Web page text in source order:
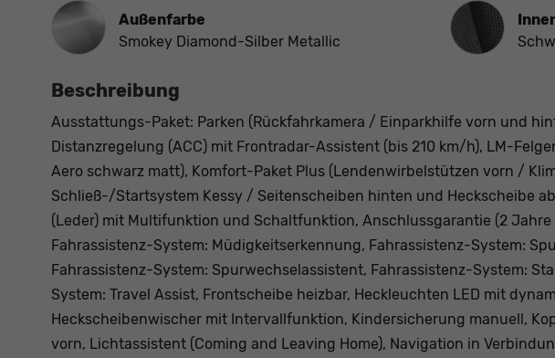
Außenfarbe
Smokey Diamond-Silber Metallic
Beschreibung
Ausstattungs-Paket: Parken (Rückfahrkamera / Einparkhilfe vorn und
Distanzregelung (ACC) mit Frontradar-Assistent (bis 210 km/h), LM-
Aero schwarz matt), Komfort-Paket Plus (Lendenwirbelstützen vorn /
Schließ-/Startsystem Kessy / Seitenscheiben hinten und Heckscheibe
(Leder) mit Multifunktion und Schaltfunktion, Anschlussgarantie (2
Fahrassistenz-System: Müdigkeitserkennung, Fahrassistenz-System:
Fahrassistenz-System: Spurwechselassistent, Fahrassistenz-System:
System: Travel Assist, Frontscheibe heizbar, Heckleuchten LED mit
Heckscheibenwischer mit Intervallfunktion, Kindersicherung manuell,
vorn, Lichtassistent (Coming and Leaving Home), Navigation in